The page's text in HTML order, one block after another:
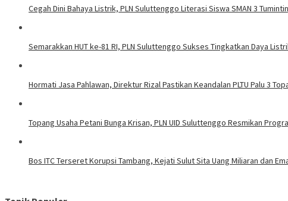
Cegah Dini Bahaya Listrik, PLN Suluttenggo Literasi Siswa SMAN 3
Semarakkan HUT ke-81 RI, PLN Suluttenggo Sukses Tingkatkan Daya
Hormati Jasa Pahlawan, Direktur Rizal Pastikan Keandalan PLTU Palu 3
Topang Usaha Petani Bunga Krisan, PLN UID Suluttenggo Resmikan
Bos ITC Terseret Korupsi Tambang, Kejati Sulut Sita Uang Miliaran dan